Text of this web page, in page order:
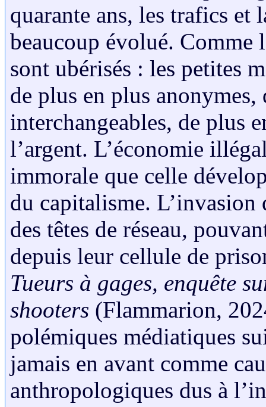
quarante ans, les trafics et
beaucoup évolué. Comme
sont ubérisés : les petites
de plus en plus
interchangeables, de plus
l’argent. L’économie
immorale que celle
du capitalisme. L’invasion
des têtes de réseau,
depuis leur cellule de
Tueurs à gages, enquête
shooters (Flammarion,
polémiques médiatiques
jamais en avant comme
anthropologiques dus à